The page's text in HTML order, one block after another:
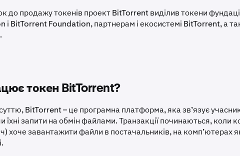
до продажу токенів проект BitTorrent виділив токени
і BitTorrent Foundation, партнерам і екосистемі BitTorrent, а
токен BitTorrent?
BitTorrent – це програмна платформа, яка зв’язує
їхні запити на обмін файлами. Транзакції починаються, коли
хоче завантажити файли в постачальників, на комп’ютерах